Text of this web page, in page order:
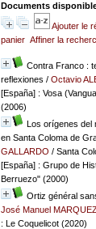
Documents
Ajouter le
panier Affiner la
Contra Franco :
reflexiones / Octavio
[España] : Vosa
(2006)
Los orígenes del
en Santa Coloma de
GALLARDO / Santa
[España] : Grupo de
Berruezo" (2000)
Ortiz général
José Manuel
: Le Coquelicot (2020)